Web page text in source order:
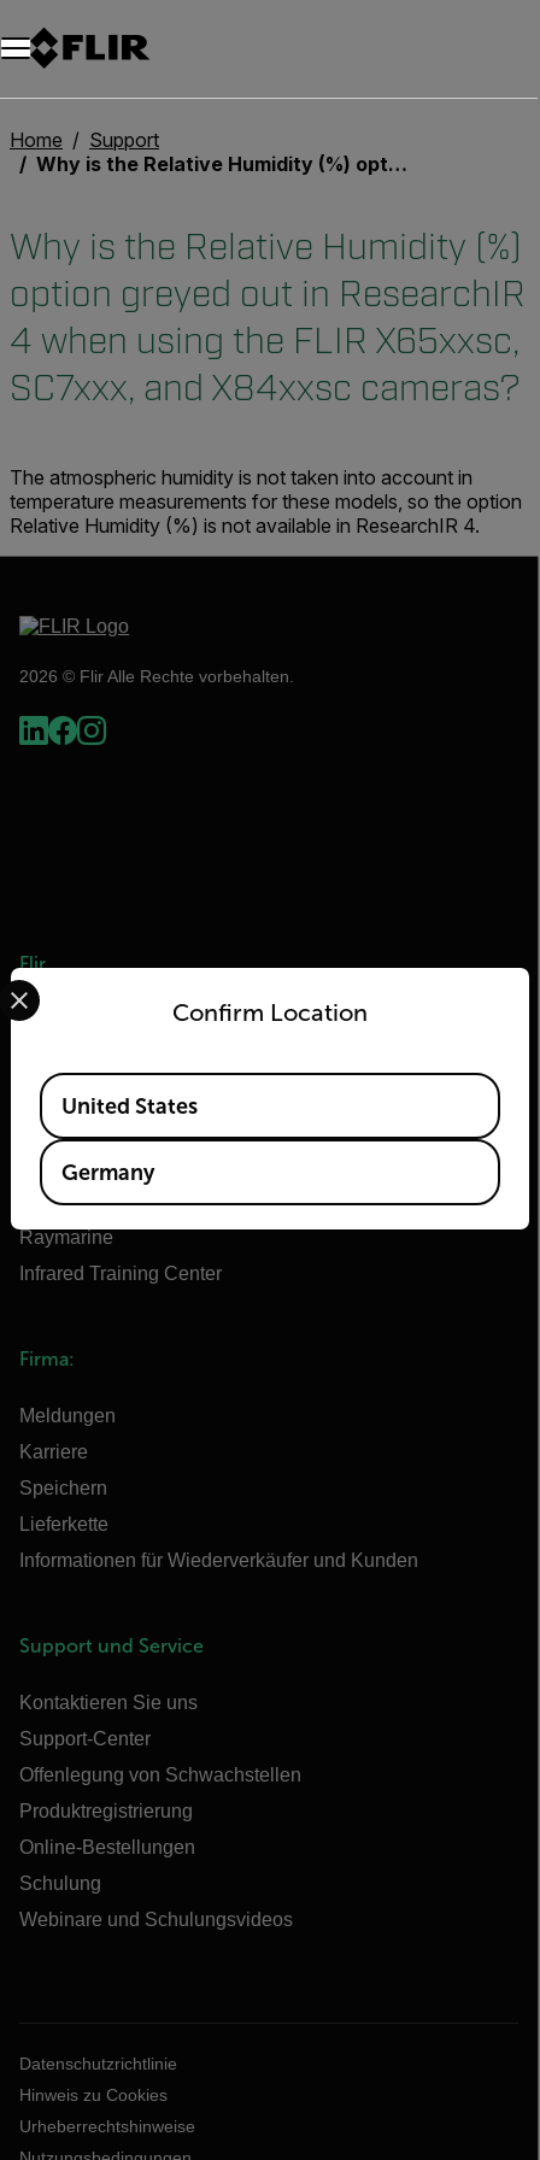
Unread messages
Modell
Entfernen
Elemente
Element
In den Warenkorb
Im Warenkorb
Home
Support
Why is the Relative Humidity (%) option greyed out in ResearchIR 4 when using the FLIR X65xxsc, SC7xxx, and X84xxsc cameras?
Why is the Relative Humidity (%)
option greyed out in ResearchIR
4 when using the FLIR X65xxsc,
SC7xxx, and X84xxsc cameras?
The atmospheric humidity is not taken into account in
temperature measurements for these models, so the option
Relative Humidity (%) is not available in ResearchIR 4.
2026 © Flir Alle Rechte vorbehalten.
Flir
Über Flir
Teledyne FLIR Verteidigung
Teledyne FLIR OEM
Flir Marine
Extech
Raymarine
Infrared Training Center
Firma:
Meldungen
Karriere
Speichern
Lieferkette
Informationen für Wiederverkäufer und Kunden
Support und Service
Kontaktieren Sie uns
Support-Center
Offenlegung von Schwachstellen
Produktregistrierung
Online-Bestellungen
Schulung
Webinare und Schulungsvideos
Datenschutzrichtlinie
Hinweis zu Cookies
Urheberrechtshinweise
Confirm Location
Select your preferred country and language from the
Available Locations
United States
Germany